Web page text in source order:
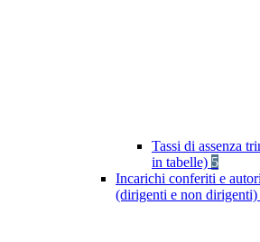
Tassi di assenza
in tabelle) 5
Incarichi conferiti e
(dirigenti e non dirigenti)